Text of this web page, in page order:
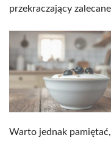
przekraczający
Warto jednak